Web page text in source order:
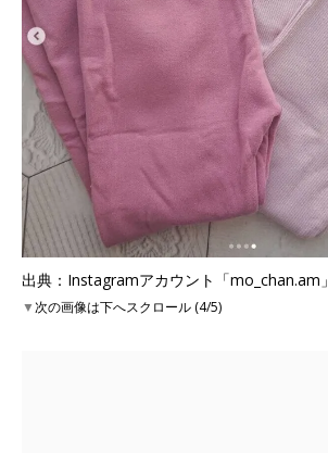
出典：Instagramアカウント「mo_chan.am」
▼次の画像は下へスクロール (4/5)